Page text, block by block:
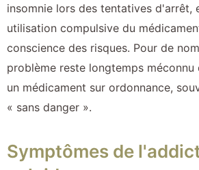
insomnie lors des tentatives d'arrêt,
utilisation compulsive du
conscience des risques. Pour de
problème reste longtemps
un médicament sur ordonnance,
« sans danger ».
Symptômes de